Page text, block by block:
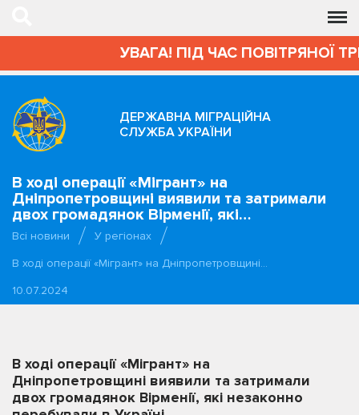
УВАГА! ПІД ЧАС ПОВІТРЯНОЇ
ДЕРЖАВНА МІГРАЦІЙНА
СЛУЖБА УКРАЇНИ
В ході операції «Мігрант» на
Дніпропетровщині виявили та затримали
двох громадянок Вірменії, які…
Всі новини
У регіонах
В ході операції «Мігрант» на Дніпропетровщині…
10.07.2024
В ході операції «Мігрант» на
Дніпропетровщині виявили та затримали
двох громадянок Вірменії, які незаконно